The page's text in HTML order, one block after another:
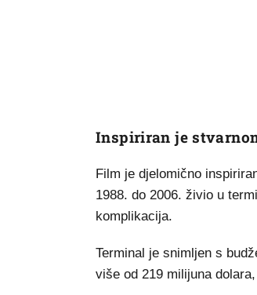
Inspiriran je
Film je djelomično
1988. do 2006. živio u
komplikacija.
Terminal je snimljen s
više od 219 milijuna